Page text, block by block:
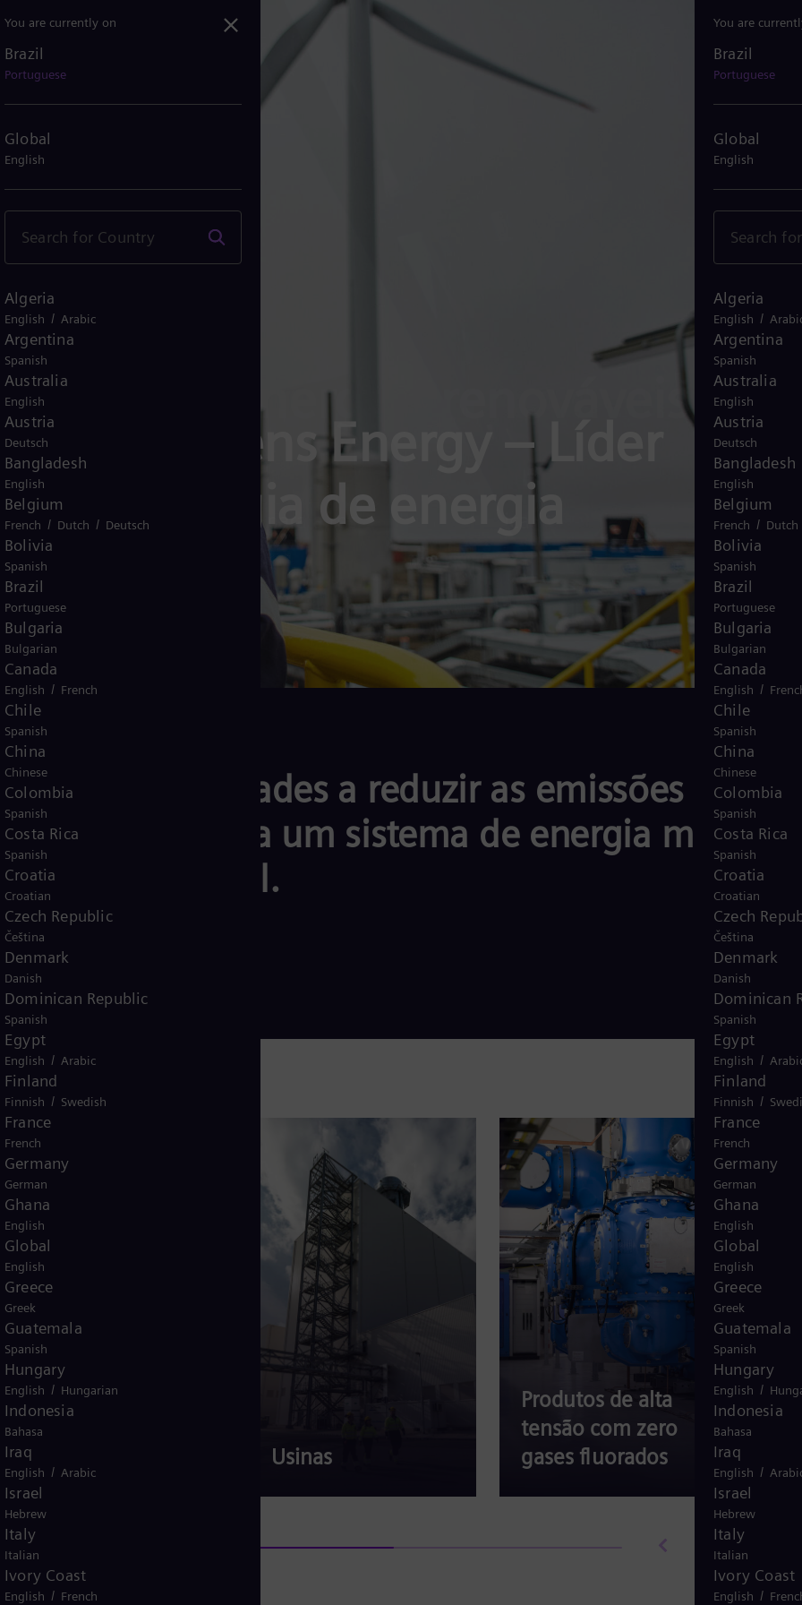
You are
Brazil
Portuguese
Global
English
Algeria
English /
Argentina
Spanish
Australia
English
Austria
Deutsch
Bangladesh
English
Belgium
French / Dutch
Bolivia
Spanish
Brazil
Portuguese
Bulgaria
Bulgarian
Canada
English /
Chile
Spanish
China
Chinese
Colombia
Spanish
Costa Rica
Spanish
Croatia
Croatian
Czech
Čeština
Denmark
Danish
Dominican
Spanish
Egypt
English /
Finland
Finnish /
France
French
Germany
German
Ghana
English
Global
English
Greece
Greek
Guatemala
Spanish
Hungary
English /
Indonesia
Bahasa
Iraq
English /
Israel
Hebrew
Italy
Italian
Ivory Coast
English /
à Siemens Energy – Líder
tecnologia de energia
serviços
as energias renováveis, ​ o
a gás são fundamentais para a resiliência energética
e comunidades a reduzir as emissões em
– para um sistema de energia mais
e sustentável.
Brasil
Turbinas a gás Usinas
Produtos de alta
tensão com zero
gases fluorados
s
t
n
d
o
o
c
i
l
You are currently on
Brazil
Portuguese
Global
English
Algeria
English / Arabic
Argentina
Spanish
Australia
English
Austria
Deutsch
Bangladesh
English
Belgium
French / Dutch / Deutsch
Bolivia
Spanish
Brazil
Portuguese
Bulgaria
Bulgarian
Canada
English / French
Chile
Spanish
China
Chinese
Colombia
Spanish
Costa Rica
Spanish
Croatia
Croatian
Czech Republic
Čeština
Denmark
Danish
Dominican Republic
Spanish
Egypt
English / Arabic
Finland
Finnish / Swedish
France
French
Germany
German
Ghana
English
Global
English
Greece
Greek
Guatemala
Spanish
Hungary
English / Hungarian
Indonesia
Bahasa
Iraq
English / Arabic
Israel
Hebrew
Italy
Italian
Ivory Coast
English / French